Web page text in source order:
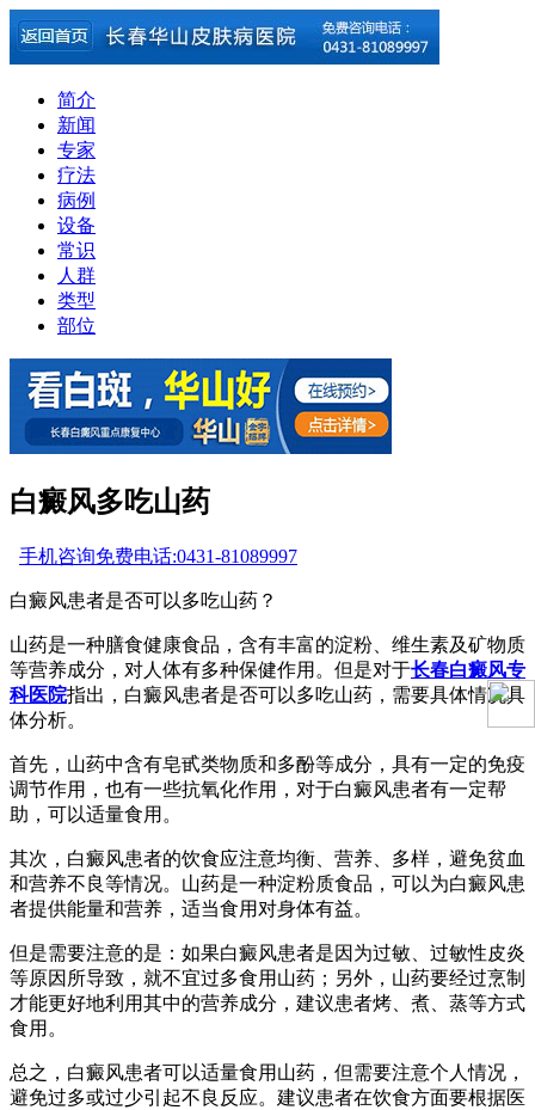
简介
新闻
专家
疗法
病例
设备
常识
人群
类型
部位
白癜风多吃山药
手机咨询免费电话:0431-81089997
白癜风患者是否可以多吃山药？
山药是一种膳食健康食品，含有丰富的淀粉、维生素及矿物质
等营养成分，对人体有多种保健作用。但是对于长春白癜风专
科医院指出，白癜风患者是否可以多吃山药，需要具体情况具
体分析。
首先，山药中含有皂甙类物质和多酚等成分，具有一定的免疫
调节作用，也有一些抗氧化作用，对于白癜风患者有一定帮
助，可以适量食用。
其次，白癜风患者的饮食应注意均衡、营养、多样，避免贫血
和营养不良等情况。山药是一种淀粉质食品，可以为白癜风患
者提供能量和营养，适当食用对身体有益。
但是需要注意的是：如果白癜风患者是因为过敏、过敏性皮炎
等原因所导致，就不宜过多食用山药；另外，山药要经过烹制
才能更好地利用其中的营养成分，建议患者烤、煮、蒸等方式
食用。
总之，白癜风患者可以适量食用山药，但需要注意个人情况，
避免过多或过少引起不良反应。建议患者在饮食方面要根据医